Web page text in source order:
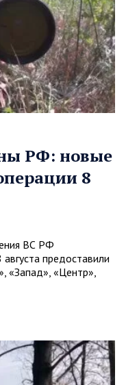
РФ: новые
8
ВС РФ
предоставили
«Запад», «Центр»,